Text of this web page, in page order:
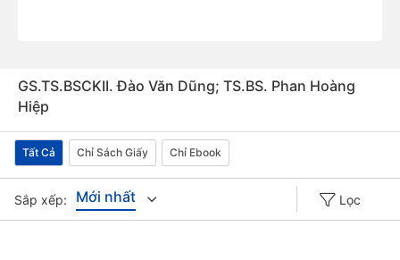
GS.TS.BSCKII. Đào Văn Dũng; TS.BS. Phan Hoàng
Hiệp
Tất Cả Chỉ Sách Giấy Chỉ Ebook
Sắp xếp: Mới nhất Lọc